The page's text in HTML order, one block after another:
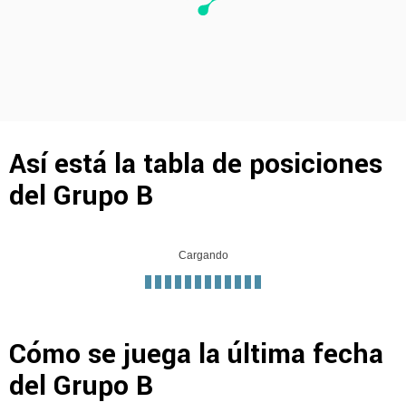
Así está la tabla de posiciones
del Grupo B
Cargando
Cómo se juega la última fecha
del Grupo B